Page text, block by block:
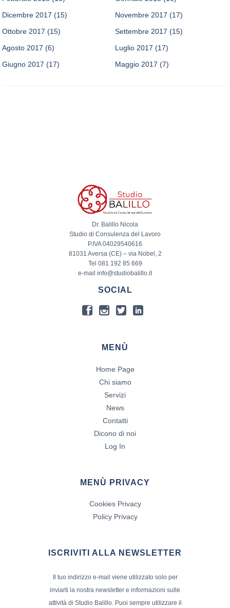
Dicembre 2017 (15) Novembre 2017 (17)
Ottobre 2017 (15) Settembre 2017 (15)
Agosto 2017 (6) Luglio 2017 (17)
Giugno 2017 (17) Maggio 2017 (7)
Dr. Balillo Nicola
Studio di Consulenza del Lavoro
P.IVA 04029540616
81031 Aversa (CE) – via Nobel, 2
Tel 081 192 85 669
e-mail info@studiobalillo.it
SOCIAL
MENÙ
Home Page
Chi siamo
Servizi
News
Contatti
Dicono di noi
Log In
MENÙ PRIVACY
Cookies Privacy
Policy Privacy
ISCRIVITI ALLA NEWSLETTER
Il tuo indirizzo e-mail viene utilizzato solo per
inviarti la nostra newsletter e informazioni sulle
attività di Studio Balillo. Puoi sempre utilizzare il